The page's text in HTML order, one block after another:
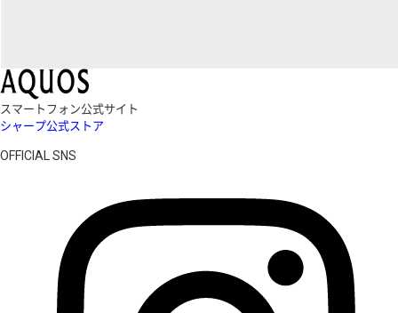
スマートフォン公式サイト
シャープ公式ストア
OFFICIAL SNS